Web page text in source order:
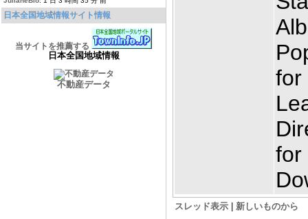
日本全国地域情報サイト情報
当サイトを推薦する
日本全国地域情報
不動産データ
for
for
スレッド表示 新しいものから